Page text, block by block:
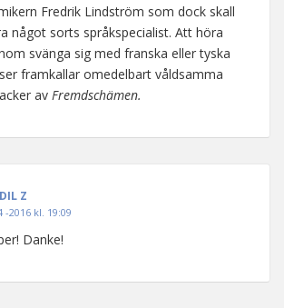
Fredrik Lindström som dock skall
något sorts språkspecialist. Att höra
svänga sig med franska eller tyska
framkallar omedelbart våldsamma
av Fremdschämen.
Z
-2016 kl. 19:09
Danke!